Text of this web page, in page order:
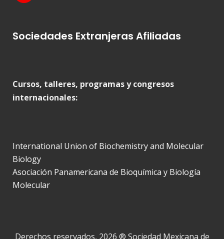
Sociedades Extranjeras Afiliadas
Cursos, talleres, programas y congresos
internacionales:
International Union of Biochemistry and Molecular
Biology
Asociación Panamericana de Bioquímica y Biología
Molecular
Derechos reservados, 2026 ® Sociedad Mexicana de